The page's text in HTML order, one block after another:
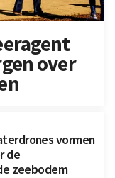
over
vormen
de
zeebodem